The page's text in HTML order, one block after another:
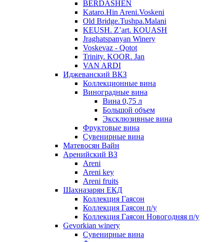
BERDASHEN
Kataro.Hin Areni.Voskeni
Old Bridge.Tushpa.Malani
KEUSH. Z’art. KOUASH
Jraghatspanyan Winery
Voskevaz - Qotot
Trinity. KOOR. Jan
VAN ARDI
Иджеванский ВКЗ
Коллекционные вина
Виноградные вина
Вина 0,75 л
Большой объем
Эксклюзивные вина
Фруктовые вина
Cувенирные вина
Матевосян Вайн
Аренийский ВЗ
Areni
Areni key
Areni fruits
Шахназарян ЕКД
Коллекция Гаясон
Коллекция Гаясон п/у
Коллекция Гаясон Новогодняя п/у
Gevorkian winery
Сувенирные вина